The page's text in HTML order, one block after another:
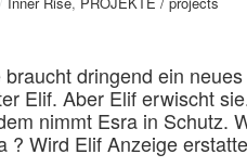
dringend ein
Elif. Aber Elif erwischt
nimmt Esra in Schutz.
? Wird Elif Anzeige